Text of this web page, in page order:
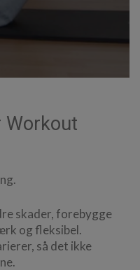
Workout
skader, forebygge
og fleksibel.
så det ikke